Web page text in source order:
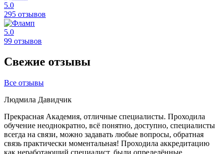
5.0
295 отзывов
5.0
99 отзывов
Свежие отзывы
Все отзывы
Людмила Давидчик
Прекрасная Академия, отличные специалисты. Проходила
обучение неоднократно, всё понятно, доступно, специалисты
всегда на связи, можно задавать любые вопросы, обратная
связь практически моментальная! Проходила аккредитацию